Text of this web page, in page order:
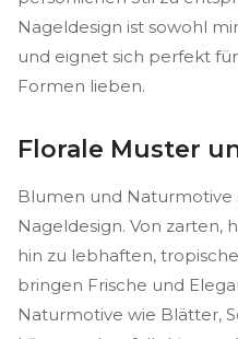
Nageldesign ist sowohl
und eignet sich perfekt
Formen lieben.
Florale Muster
Blumen und Naturmotive
Nageldesign. Von zarten,
hin zu lebhaften,
bringen Frische und
Naturmotive wie Blätter,